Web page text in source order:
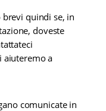
quindi se, in
doveste
aiuteremo a
comunicate in